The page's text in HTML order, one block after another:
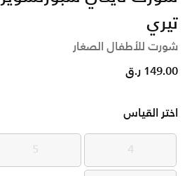
تيري
شورت للأطفال الصغار
149.00 ر.ق
اختر القياس
4
5
5